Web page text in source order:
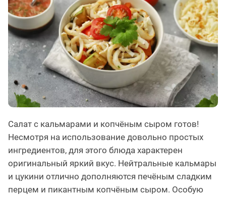
Салат с кальмарами и копчёным сыром готов!
Несмотря на использование довольно простых
ингредиентов, для этого блюда характерен
оригинальный яркий вкус. Нейтральные кальмары
и цукини отлично дополняются печёным сладким
перцем и пикантным копчёным сыром. Особую